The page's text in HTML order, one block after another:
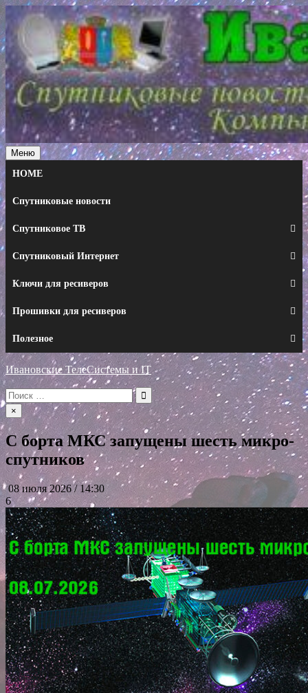
Перейти
к
содержимому
Меню
HOME
Спутниковые новости
Спутниковое ТВ
Спутниковый Интернет
Ключи для ресиверов
Прошивки для ресиверов
Полезное
Ивановские ТелеСистемы и IT
Искать:
×
С борта МКС запущены шесть микро-
спутников
08 июля 2026 / 14:30
6